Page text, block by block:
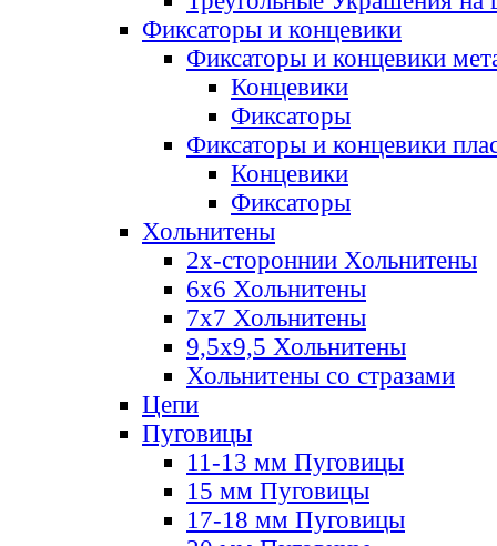
Фиксаторы и концевики
Фиксаторы и концевики
Концевики
Фиксаторы
Фиксаторы и концевики
Концевики
Фиксаторы
Хольнитены
2х-стороннии Хольнитены
6х6 Хольнитены
7х7 Хольнитены
9,5х9,5 Хольнитены
Хольнитены со стразами
Цепи
Пуговицы
11-13 мм Пуговицы
15 мм Пуговицы
17-18 мм Пуговицы